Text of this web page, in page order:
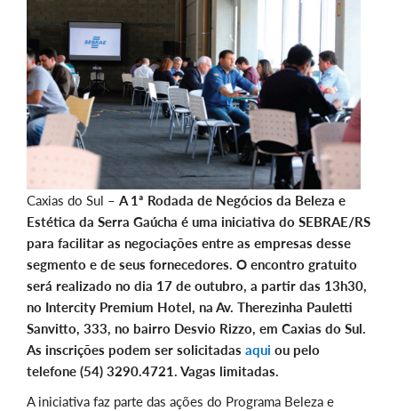
Caxias do Sul – A 1ª Rodada de Negócios da Beleza e
Estética da Serra Gaúcha é uma iniciativa do SEBRAE/RS
para facilitar as negociações entre as empresas desse
segmento e de seus fornecedores. O encontro gratuito
será realizado no dia 17 de outubro, a partir das 13h30,
no Intercity Premium Hotel, na Av. Therezinha Pauletti
Sanvitto, 333, no bairro Desvio Rizzo, em Caxias do Sul.
As inscrições podem ser solicitadas aqui ou pelo
telefone (54) 3290.4721. Vagas limitadas.
A iniciativa faz parte das ações do Programa Beleza e